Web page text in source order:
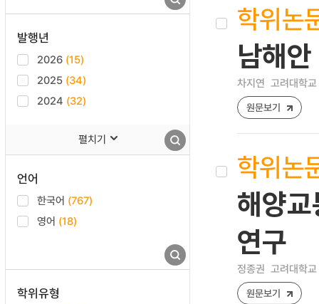
발행년
2026 (15)
2025 (34)
2024 (32)
펼치기
언어
한국어 (767)
영어 (18)
학위유형
학위논
남해
차지연 고려대학
원문보기
학위논
해양
연구
정종권 고려대학
원문보기